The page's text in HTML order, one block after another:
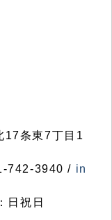
条東7丁目1
742-3940 / in
日祝日